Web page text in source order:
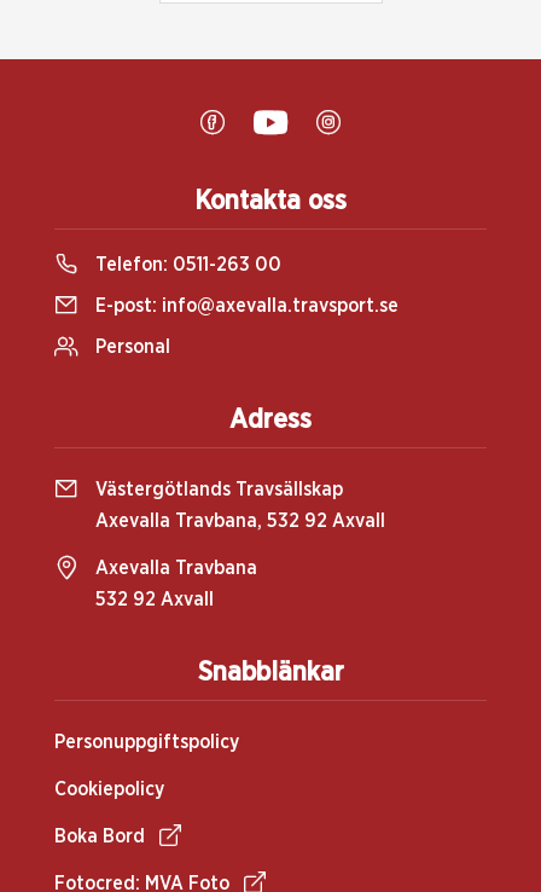
Snabblänkar
Personuppgiftspolicy
Cookiepolicy
Boka Bord
Fotocred: MVA Foto
Kontakta oss
Telefon: 0511-263 00
E-post: info@axevalla.travsport.se
Personal
Adress
Västergötlands Travsällskap
Axevalla Travbana, 532 92 Axvall
Axevalla Travbana
532 92 Axvall